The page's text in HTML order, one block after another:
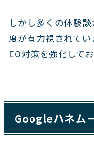
しかし多くの体験
度が有力視されて
EO対策を強化して
Googleハネム